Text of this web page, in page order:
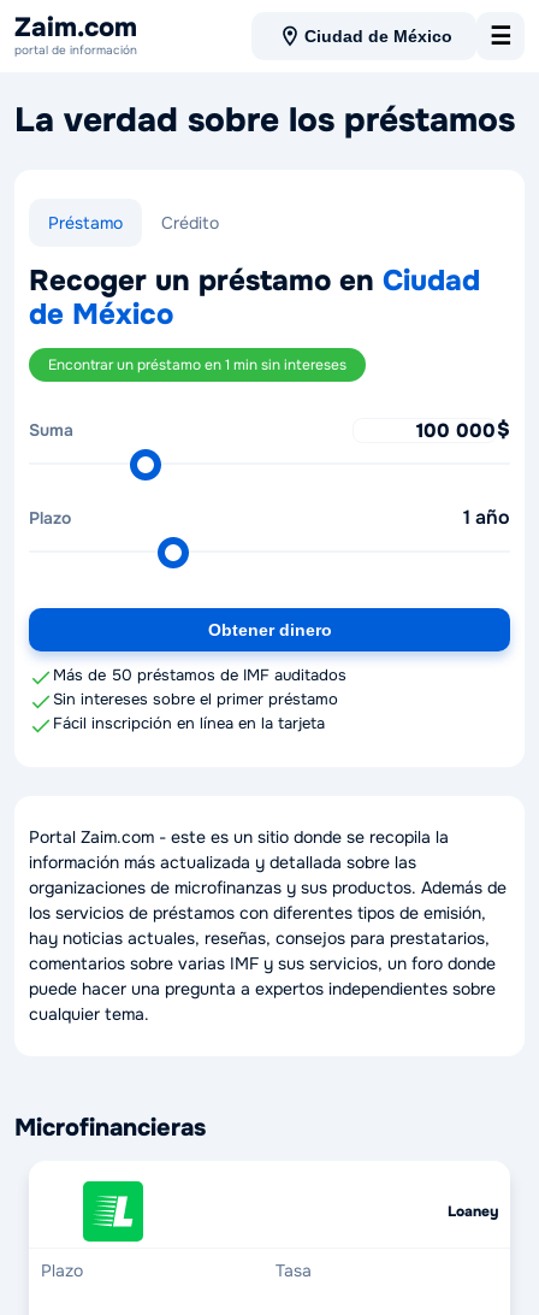
Zaim.com
portal de información
Ciudad de México ☰
La verdad sobre los préstamos
Préstamo Crédito
Recoger un préstamo en Ciudad
de México
Encontrar un préstamo en 1 min sin intereses
Suma $
(ползунок)
Plazo 1 año
(ползунок)
Obtener dinero
Más de 50 préstamos de IMF auditados
Sin intereses sobre el primer préstamo
Fácil inscripción en línea en la tarjeta
Portal Zaim.com - este es un sitio donde se recopila la
información más actualizada y detallada sobre las
organizaciones de microfinanzas y sus productos. Además de
los servicios de préstamos con diferentes tipos de emisión,
hay noticias actuales, reseñas, consejos para prestatarios,
comentarios sobre varias IMF y sus servicios, un foro donde
puede hacer una pregunta a expertos independientes sobre
cualquier tema.
Microfinancieras
Loaney
Plazo Tasa